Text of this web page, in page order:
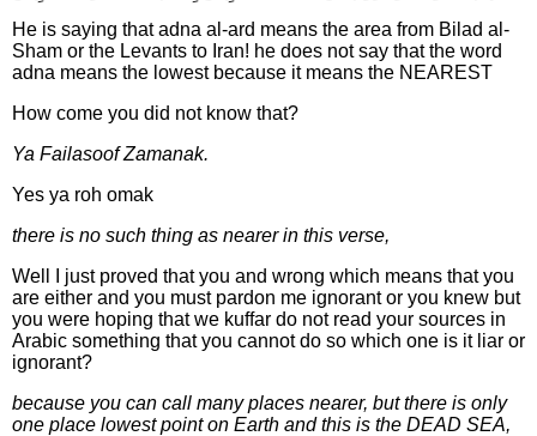
He is saying that adna al-ard means the area from Bilad al-
Sham or the Levants to Iran! he does not say that the word
adna means the lowest because it means the NEAREST
How come you did not know that?
Ya Failasoof Zamanak.
Yes ya roh omak
there is no such thing as nearer in this verse,
Well I just proved that you and wrong which means that you
are either and you must pardon me ignorant or you knew but
you were hoping that we kuffar do not read your sources in
Arabic something that you cannot do so which one is it liar or
ignorant?
because you can call many places nearer, but there is only
one place lowest point on Earth and this is the DEAD SEA,